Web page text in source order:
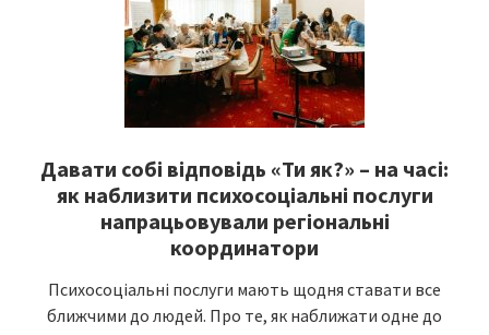
Давати собі відповідь «Ти як?» – на часі:
як наблизити психосоціальні послуги
напрацьовували регіональні
координатори
Психосоціальні послуги мають щодня ставати все
ближчими до людей. Про те, як наближати одне до